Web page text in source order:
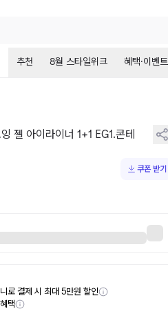
추천 8월 스타일위크 혜택·이벤트
젤 아이라이너 1+1 EG1.콘테
쿠폰 받기
로 결제 시 최대 5만원 할인
택